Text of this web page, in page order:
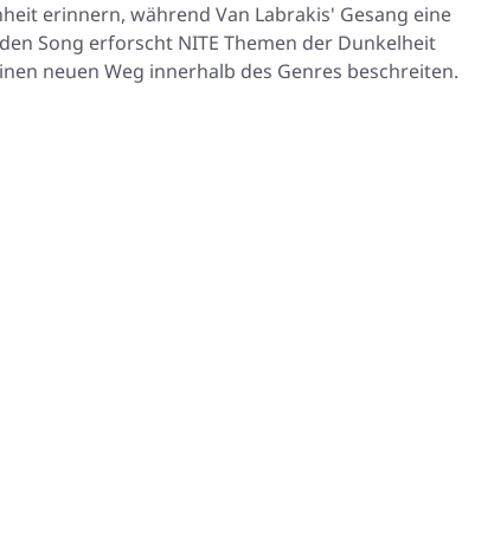
erinnern, während Van Labrakis' Gesang eine
Song erforscht NITE Themen der Dunkelheit
neuen Weg innerhalb des Genres beschreiten.